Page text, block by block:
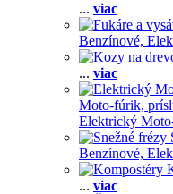
... viac
Benzínové,
... viac
Moto-fúrik,
Elektrický
Benzínové,
... viac